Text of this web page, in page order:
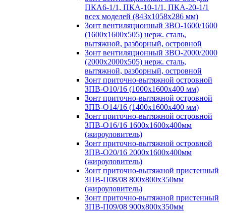
ПКА6-1/1, ПКА-10-1/1, ПКА-20-1/1
всех моделей (843х1058х286 мм)
Зонт вентиляционный ЗВО-1600/1600
(1600х1600х505) нерж. сталь,
вытяжной, разборный, островной
Зонт вентиляционный ЗВО-2000/2000
(2000х2000х505) нерж. сталь,
вытяжной, разборный, островной
Зонт приточно-вытяжной островной
ЗПВ-О10/16 (1000х1600х400 мм)
Зонт приточно-вытяжной островной
ЗПВ-О14/16 (1400х1600х400 мм)
Зонт приточно-вытяжной островной
ЗПВ-О16/16 1600х1600х400мм
(жироуловитель)
Зонт приточно-вытяжной островной
ЗПВ-О20/16 2000х1600х400мм
(жироуловитель)
Зонт приточно-вытяжной пристенный
ЗПВ-П08/08 800х800х350мм
(жироуловитель)
Зонт приточно-вытяжной пристенный
ЗПВ-П09/08 900х800х350мм